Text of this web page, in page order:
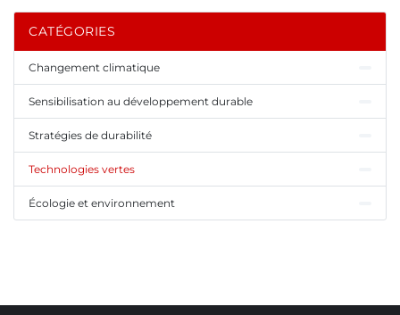
CATÉGORIES
Changement climatique
Sensibilisation au développement durable
Stratégies de durabilité
Technologies vertes
Écologie et environnement